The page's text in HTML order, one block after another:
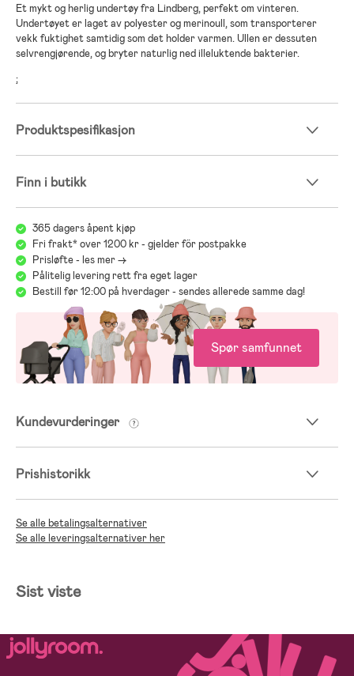
Et mykt og herlig undertøy fra Lindberg, perfekt om vinteren.
Undertøyet er laget av polyester og merinoull, som transporterer
vekk fuktighet samtidig som det holder varmen. Ullen er dessuten
selvrengjørende, og bryter naturlig ned illeluktende bakterier.
;
Produktspesifikasjon
Finn i butikk
365 dagers åpent kjøp
Fri frakt* over 1200 kr - gjelder för postpakke
Prisløfte - les mer ->
Pålitelig levering rett fra eget lager
Bestill før 12:00 på hverdager - sendes allerede samme dag!
Spør samfunnet
Kundevurderinger
Prishistorikk
Se alle betalingsalternativer
Se alle leveringsalternativer her
Sist viste